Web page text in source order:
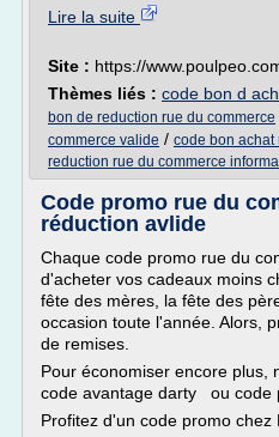
Lire la suite
Site : https://
Thèmes liés : code bon d
bon de reduction rue du commerce
commerce valide / code bon achat
reduction rue du commerce
Code promo rue du
réduction avlide
Chaque code promo rue du
d'acheter vos cadeaux moins
fête des mères, la fête des
occasion toute l'année. Alors,
de remises.
Pour économiser encore plus,
code avantage darty ou code
Profitez d'un code promo chez